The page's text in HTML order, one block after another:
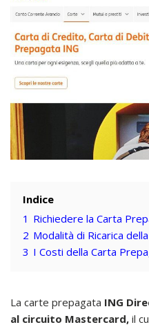
Indice
1 Richiedere la Carta
2 Modalità di Ricarica
3 I Costi della Carta
La carte prepagata ING
al circuito Mastercard, il